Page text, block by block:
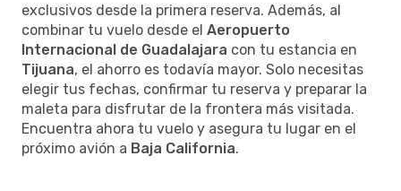
exclusivos desde la primera reserva. Además, al
combinar tu vuelo desde el Aeropuerto
Internacional de Guadalajara con tu estancia en
Tijuana, el ahorro es todavía mayor. Solo necesitas
elegir tus fechas, confirmar tu reserva y preparar la
maleta para disfrutar de la frontera más visitada.
Encuentra ahora tu vuelo y asegura tu lugar en el
próximo avión a Baja California.